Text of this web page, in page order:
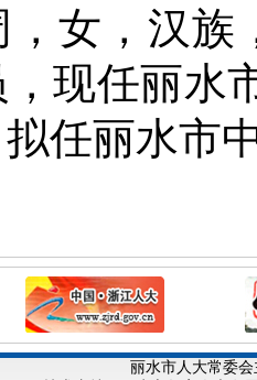
，汉族，
现任丽水
任丽水市
丽水市人大常委会